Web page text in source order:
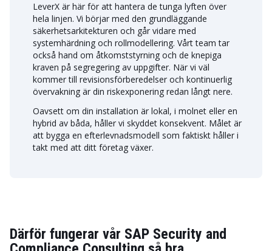
LeverX är här för att hantera de tunga lyften över
hela linjen. Vi börjar med den grundläggande
säkerhetsarkitekturen och går vidare med
systemhärdning och rollmodellering. Vårt team tar
också hand om åtkomststyrning och de knepiga
kraven på segregering av uppgifter. När vi väl
kommer till revisionsförberedelser och kontinuerlig
övervakning är din riskexponering redan långt nere.
Oavsett om din installation är lokal, i molnet eller en
hybrid av båda, håller vi skyddet konsekvent. Målet är
att bygga en efterlevnadsmodell som faktiskt håller i
takt med att ditt företag växer.
Därför fungerar vår SAP Security and